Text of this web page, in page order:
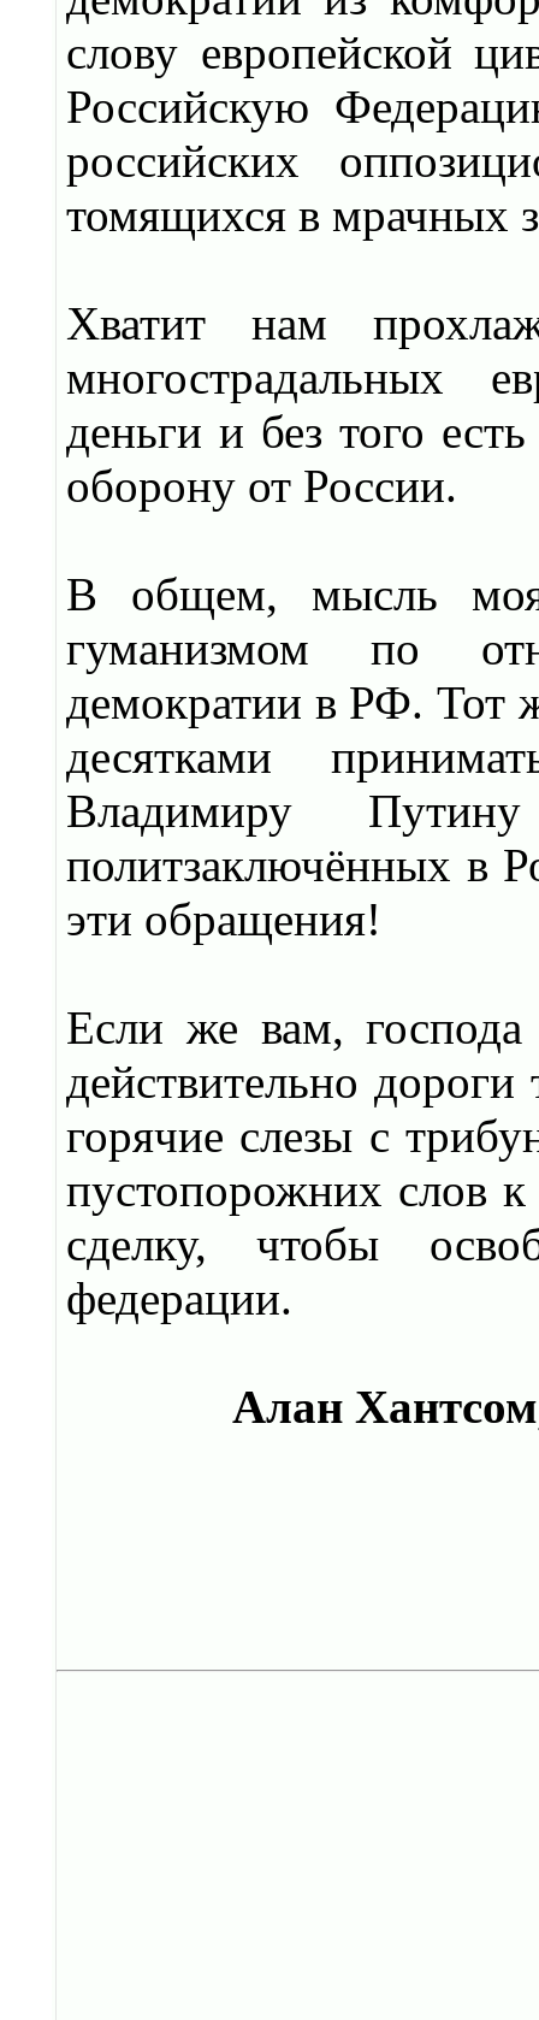
слову европейской
Российскую
российских
томящихся в мрачных
Хватит нам
многострадальных
деньги и без того
оборону от России.
В общем, мысль
гуманизмом по
демократии в РФ. Тот
десятками
Владимиру
политзаключённых в
эти обращения!
Если же вам, господа
действительно
горячие слезы с
пустопорожних слов
сделку, чтобы
федерации.
Алан